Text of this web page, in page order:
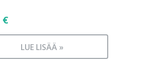
€
LUE LISÄÄ »